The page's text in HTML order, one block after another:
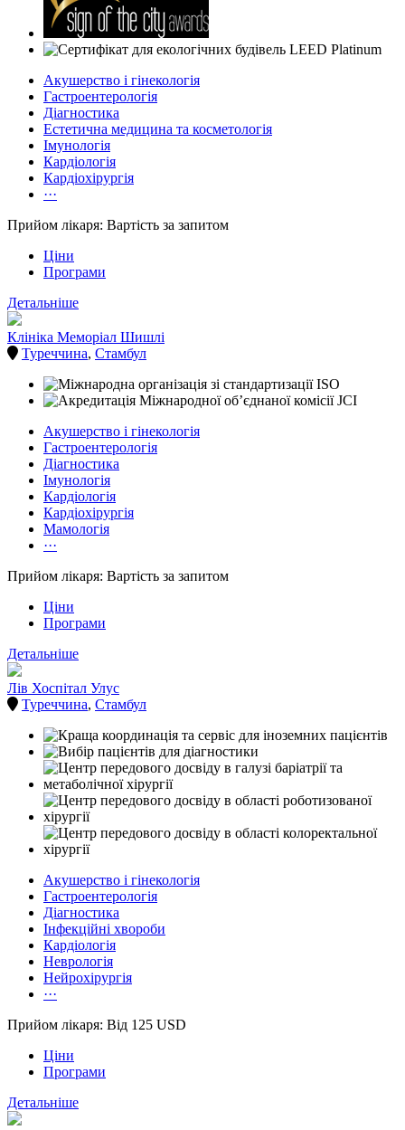
Акушерство і гінекологія
Гастроентерологія
Діагностика
Естетична медицина та косметологія
Імунологія
Кардіологія
Кардіохірургія
···
Прийом лікаря: Вартість за запитом
Ціни
Програми
Детальніше
Клініка Меморіал Шишлі
Туреччина, Стамбул
Акушерство і гінекологія
Гастроентерологія
Діагностика
Імунологія
Кардіологія
Кардіохірургія
Мамологія
···
Прийом лікаря: Вартість за запитом
Ціни
Програми
Детальніше
Лів Хоспітал Улус
Туреччина, Стамбул
Акушерство і гінекологія
Гастроентерологія
Діагностика
Інфекційні хвороби
Кардіологія
Неврологія
Нейрохірургія
···
Прийом лікаря: Від 125 USD
Ціни
Програми
Детальніше